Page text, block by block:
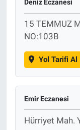
Deniz Eczanesi
15 TEMMUZ
NO:103B
Yol Tarifi Al
Emir Eczanesi
Hürriyet Mah.